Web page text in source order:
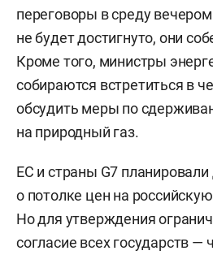
переговоры в среду
не будет достигнуто, они
Кроме того, министры
собираются встретиться в
обсудить меры по
на природный газ.
ЕС и страны G7 планировали
о потолке цен на
Но для утверждения
согласие всех государств —